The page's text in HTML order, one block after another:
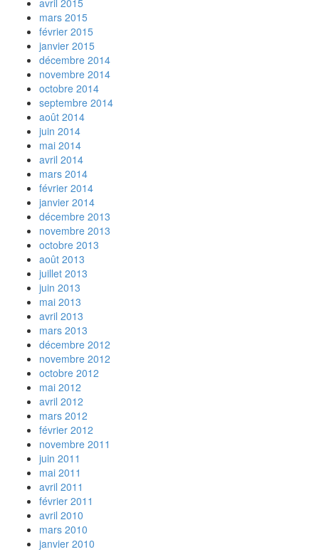
avril 2015
mars 2015
février 2015
janvier 2015
décembre 2014
novembre 2014
octobre 2014
septembre 2014
août 2014
juin 2014
mai 2014
avril 2014
mars 2014
février 2014
janvier 2014
décembre 2013
novembre 2013
octobre 2013
août 2013
juillet 2013
juin 2013
mai 2013
avril 2013
mars 2013
décembre 2012
novembre 2012
octobre 2012
mai 2012
avril 2012
mars 2012
février 2012
novembre 2011
juin 2011
mai 2011
avril 2011
février 2011
avril 2010
mars 2010
janvier 2010